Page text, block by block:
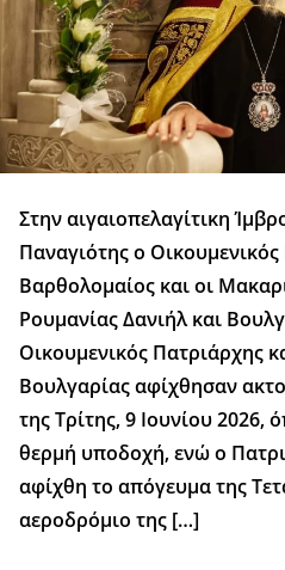
Στην αιγαιοπελαγίτικη
Παναγιότης ο
Βαρθολομαίος και οι
Ρουμανίας Δανιήλ και
Οικουμενικός Πατριάρχης
Βουλγαρίας αφίχθησαν
της Τρίτης, 9 Ιουνίου
θερμή υποδοχή, ενώ ο
αφίχθη το απόγευμα της
αεροδρόμιο της […]